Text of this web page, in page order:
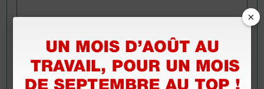
Envoyez votre question
×